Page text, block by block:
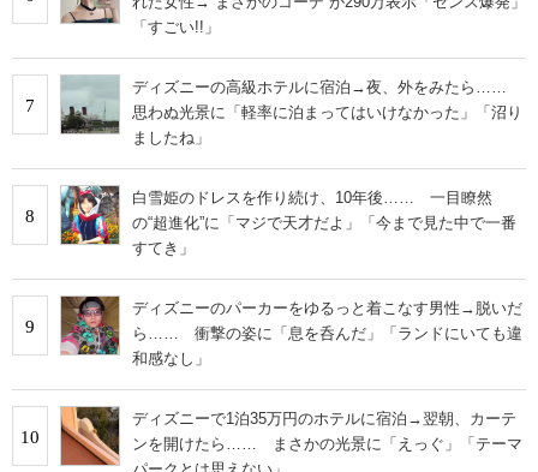
「すごい!!」
7
ディズニーの高級ホテルに宿泊→夜、外をみたら……
思わぬ光景に「軽率に泊まってはいけなかった」「沼り
ましたね」
8
白雪姫のドレスを作り続け、10年後…… 一目瞭然
の“超進化”に「マジで天才だよ」「今まで見た中で一番
すてき」
9
ディズニーのパーカーをゆるっと着こなす男性→脱いだ
ら…… 衝撃の姿に「息を呑んだ」「ランドにいても違
和感なし」
10
ディズニーで1泊35万円のホテルに宿泊→翌朝、カーテ
ンを開けたら…… まさかの光景に「えっぐ」「テーマ